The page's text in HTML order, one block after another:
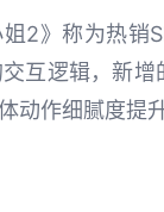
姐2》称为热
互逻辑，新
动作细腻度提